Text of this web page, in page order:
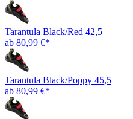
Tarantula Black/Red 42,5
ab 80,99 €*
Tarantula Black/Poppy 45,5
ab 80,99 €*